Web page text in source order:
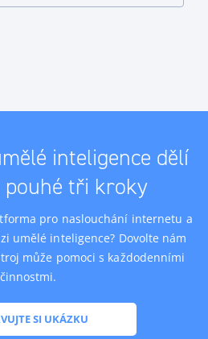
inteligence dělí
tři kroky
pro naslouchání internetu a
umělé inteligence? Dovolte nám
může pomoci s každodenními
činnostmi.
SI UKÁZKU